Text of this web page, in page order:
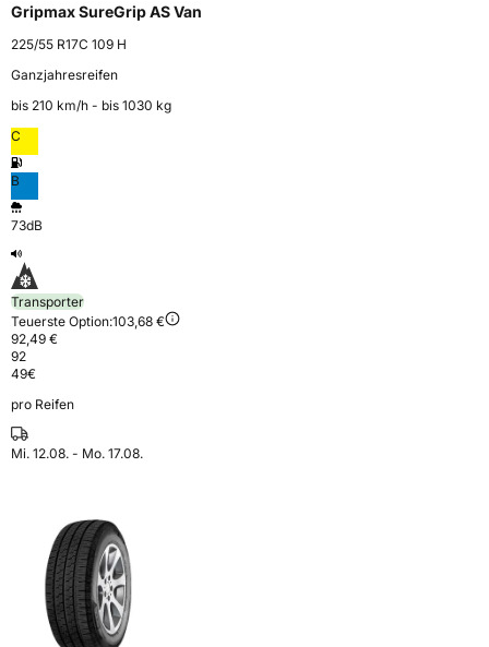
Gripmax SureGrip AS Van
225/55 R17C 109 H
Ganzjahresreifen
bis 210 km⁠/⁠h - bis 1030 kg
C
B
73dB
Transporter
Teuerste Option:103,68 €
92,49 €
92
49€
pro Reifen
Mi. 12.08. - Mo. 17.08.